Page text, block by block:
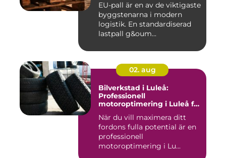
EU-pall är en av de viktigaste
byggstenarna i modern
logistik. En standardiserad
lastpall g&oum...
02. aug
Bilverkstad i Luleå:
Professionell
motoroptimering i Luleå för
När du vill maximera ditt
fordons fulla potential är en
professionell
motoroptimering i Lu...